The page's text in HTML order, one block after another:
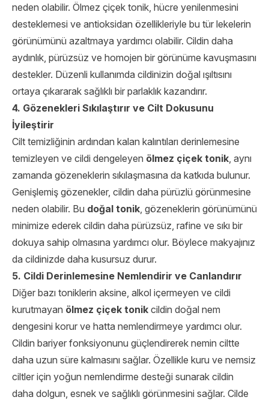
neden olabilir. Ölmez çiçek tonik, hücre yenilenmesini
desteklemesi ve antioksidan özellikleriyle bu tür lekelerin
görünümünü azaltmaya yardımcı olabilir. Cildin daha
aydınlık, pürüzsüz ve homojen bir görünüme kavuşmasını
destekler. Düzenli kullanımda cildinizin doğal ışıltısını
ortaya çıkararak sağlıklı bir parlaklık kazandırır.
4. Gözenekleri Sıkılaştırır ve Cilt Dokusunu
İyileştirir
Cilt temizliğinin ardından kalan kalıntıları derinlemesine
temizleyen ve cildi dengeleyen ölmez çiçek tonik, aynı
zamanda gözeneklerin sıkılaşmasına da katkıda bulunur.
Genişlemiş gözenekler, cildin daha pürüzlü görünmesine
neden olabilir. Bu doğal tonik, gözeneklerin görünümünü
minimize ederek cildin daha pürüzsüz, rafine ve sıkı bir
dokuya sahip olmasına yardımcı olur. Böylece makyajınız
da cildinizde daha kusursuz durur.
5. Cildi Derinlemesine Nemlendirir ve Canlandırır
Diğer bazı toniklerin aksine, alkol içermeyen ve cildi
kurutmayan ölmez çiçek tonik cildin doğal nem
dengesini korur ve hatta nemlendirmeye yardımcı olur.
Cildin bariyer fonksiyonunu güçlendirerek nemin ciltte
daha uzun süre kalmasını sağlar. Özellikle kuru ve nemsiz
ciltler için yoğun nemlendirme desteği sunarak cildin
daha dolgun, esnek ve sağlıklı görünmesini sağlar. Cilde